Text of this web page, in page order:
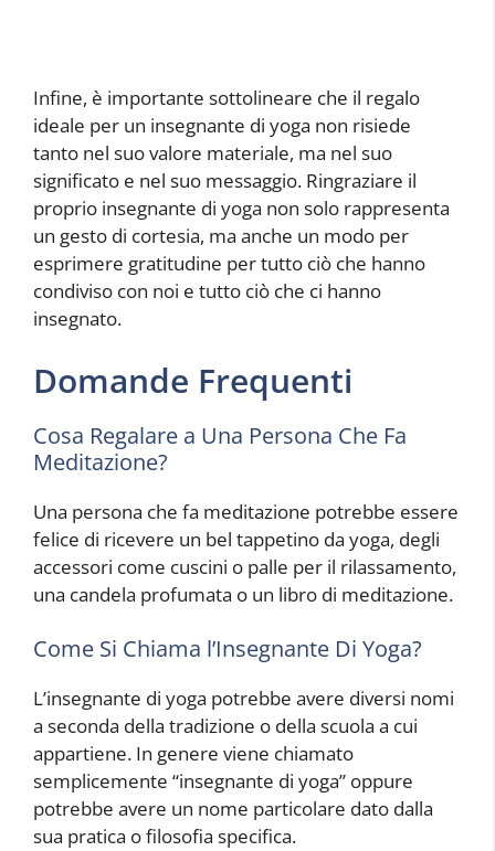
Infine, è importante sottolineare che il regalo
ideale per un insegnante di yoga non risiede
tanto nel suo valore materiale, ma nel suo
significato e nel suo messaggio. Ringraziare il
proprio insegnante di yoga non solo rappresenta
un gesto di cortesia, ma anche un modo per
esprimere gratitudine per tutto ciò che hanno
condiviso con noi e tutto ciò che ci hanno
insegnato.
Domande Frequenti
Cosa Regalare a Una Persona Che Fa
Meditazione?
Una persona che fa meditazione potrebbe essere
felice di ricevere un bel tappetino da yoga, degli
accessori come cuscini o palle per il rilassamento,
una candela profumata o un libro di meditazione.
Come Si Chiama l’Insegnante Di Yoga?
L’insegnante di yoga potrebbe avere diversi nomi
a seconda della tradizione o della scuola a cui
appartiene. In genere viene chiamato
semplicemente “insegnante di yoga” oppure
potrebbe avere un nome particolare dato dalla
sua pratica o filosofia specifica.